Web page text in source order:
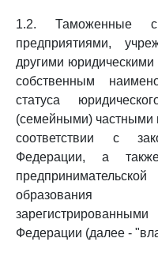
1.2. Таможенные
предприятиями,
другими
собственным
статуса
(семейными) частными
соответствии с
Федерации, а
образования
Федерации (далее -